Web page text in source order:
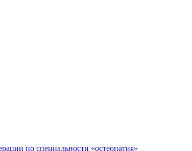
по специальности «остеопатия»